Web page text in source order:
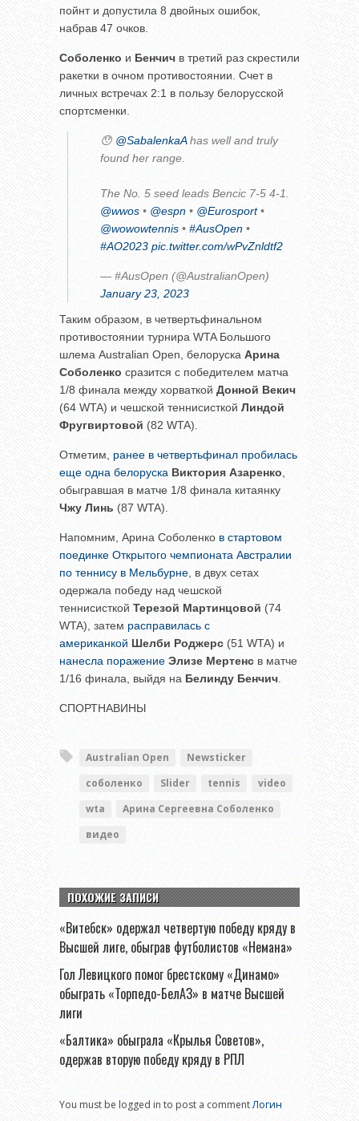
пойнт и допустила 8 двойных ошибок,
набрав 47 очков.
Соболенко и Бенчич в третий раз скрестили
ракетки в очном противостоянии. Счет в
личных встречах 2:1 в пользу белорусской
спортсменки.
😯 @SabalenkaAhas well and truly
found her range.
The No. 5 seed leads Bencic 7-5 4-1.
@wwos • @espn • @Eurosport•
@wowowtennis • #AusOpen •
#AO2023 pic.twitter.com/wPvZnldtf2
— #AusOpen (@AustralianOpen)
January 23, 2023
Таким образом, в четвертьфинальном
противостоянии турнира WTA Большого
шлема Australian Open, белоруска Арина
Соболенко сразится с победителем матча
1/8 финала между хорваткой Донной Векич
(64 WTA) и чешской теннисисткой Линдой
Фругвиртовой (82 WTA).
Отметим, ранее в четвертьфинал пробилась
еще одна белоруска Виктория Азаренко
обыгравшая в матче 1/8 финала китаянку
Чжу Линь (87 WTA).
Напомним, Арина Соболенко в стартовом
поединке Открытого чемпионата Австралии
по теннису в Мельбурне , в двух сетах
одержала победу над чешской
теннисисткой Терезой Мартинцовой (74
WTA), затем расправилась с
американкой Шелби Роджерс (51 WTA) и
нанесла поражение Элизе Мертенс в матче
1/16 финала, выйдя на Белинду Бенчич
СПОРТНАВИНЫ
Australian Open
Newsticker
соболенко
Slider tennis
video
wta
Арина Сергеевна Соболенко
видео
ПОХОЖИЕ ЗАПИСИ
«Витебск» одержал четвертую победу кряду в
Высшей лиге, обыграв футболистов «Немана»
Гол Левицкого помог брестскому «Динамо»
обыграть «Торпедо-БелАЗ» в матче Высшей
лиги
«Балтика» обыграла «Крылья Советов»,
одержав вторую победу кряду в РПЛ
You must be logged in to post a commentЛогин